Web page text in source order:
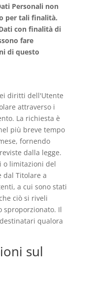
Personali non
per tali finalità.
con finalità di
fare
di questo
diritti dell'Utente
attraverso i
La richiesta è
più breve tempo
fornendo
dalla legge.
o limitazioni del
dal Titolare a
a cui sono stati
ciò si riveli
sproporzionato. Il
qualora
sul